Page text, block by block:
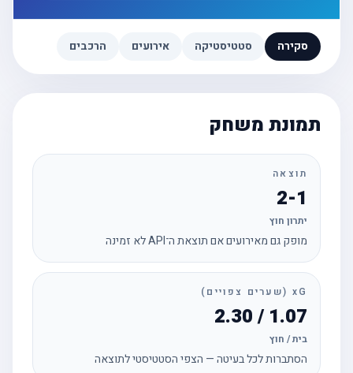
סקירה סטטיסטיקה אירועים הרכבים
תמונת משחק
תוצאה
2-1
יתרון חוץ
מופק גם מאירועים אם תוצאת ה־API לא זמינה
xG (שערים צפויים)
1.07 / 2.30
בית / חוץ
הסתברות לכל בעיטה — הצפי הסטטיסטי לתוצאה